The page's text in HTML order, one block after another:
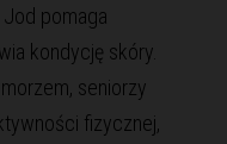
pomaga
kondycję skóry.
seniorzy
fizycznej,